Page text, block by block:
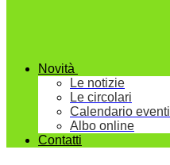
Novità
Le notizie
Le circolari
Calendario eventi
Albo online
Contatti